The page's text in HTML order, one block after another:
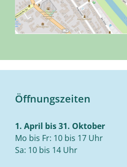
Öffnungszeiten
1. April bis 31. Oktober
Mo bis Fr: 10 bis 17 Uhr
Sa: 10 bis 14 Uhr